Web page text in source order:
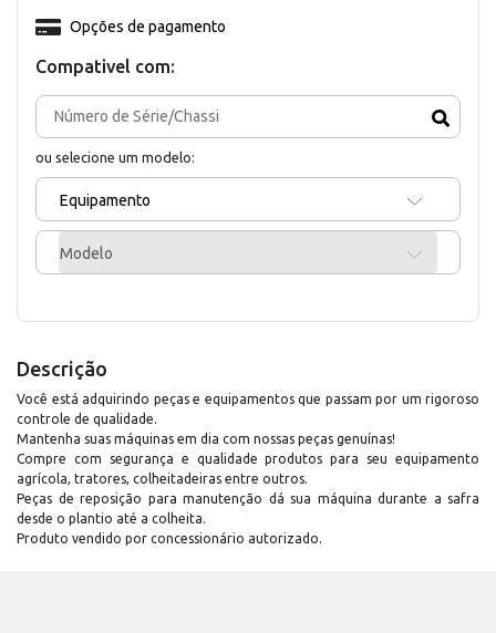
Compativel com:
ou selecione um modelo:
Equipamento
Modelo
Opções de pagamento
Descrição
Você está adquirindo peças e equipamentos que passam por um rigoroso
controle de qualidade.
Mantenha suas máquinas em dia com nossas peças genuínas!
Compre com segurança e qualidade produtos para seu equipamento
agrícola, tratores, colheitadeiras entre outros.
Peças de reposição para manutenção dá sua máquina durante a safra
desde o plantio até a colheita.
Produto vendido por concessionário autorizado.